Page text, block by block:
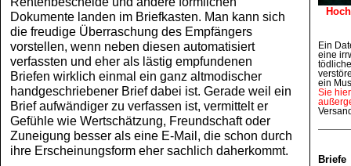
Dokumente landen im Briefkasten. Man kann sich
die freudige Überraschung des Empfängers
vorstellen, wenn neben diesen automatisiert
verfassten und eher als lästig empfundenen
Briefen wirklich einmal ein ganz altmodischer
handgeschriebener Brief dabei ist. Gerade weil ein
Brief aufwändiger zu verfassen ist, vermittelt er
Gefühle wie Wertschätzung, Freundschaft oder
Zuneigung besser als eine E-Mail, die schon durch
ihre Erscheinungsform eher sachlich daherkommt.
Ein
eine
ein
Sie
Briefe